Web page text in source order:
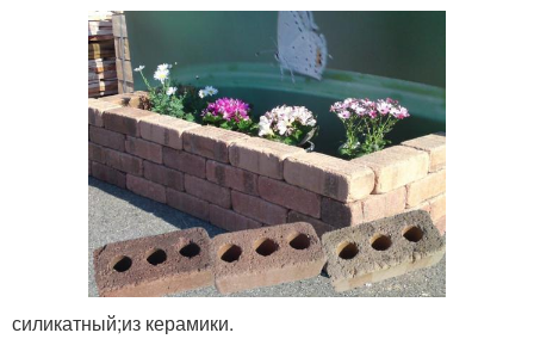
силикатный;из керамики.